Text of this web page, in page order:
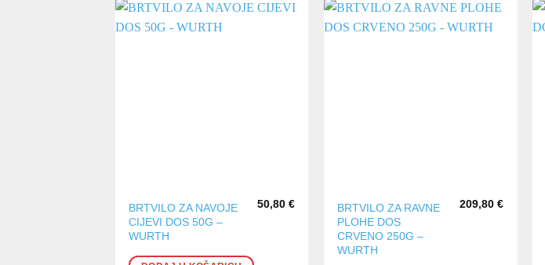
BRTVILO ZA NAVOJE
CIJEVI DOS 50G –
WURTH
50,80€
BRTVILO ZA RAVNE
PLOHE DOS
CRVENO 250G –
WURTH
209,80€